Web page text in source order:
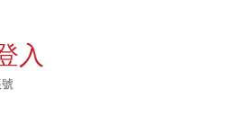
入